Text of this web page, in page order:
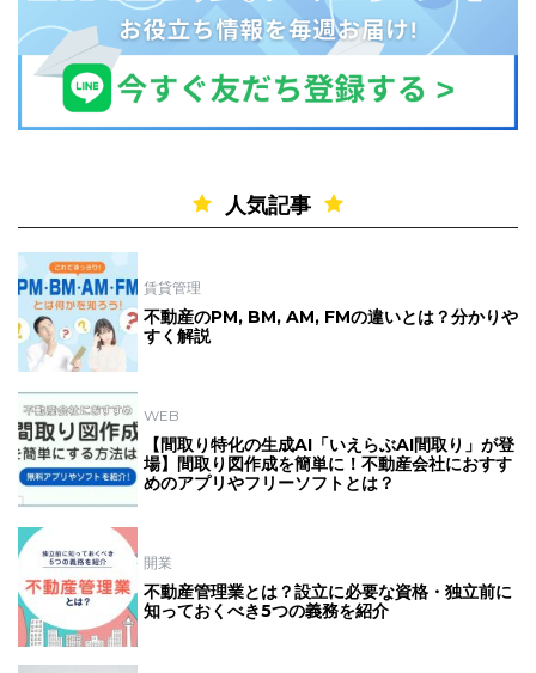
人気記事
賃貸管理
不動産のPM, BM, AM, FMの違いとは？分かりや
すく解説
WEB
【間取り特化の生成AI「いえらぶAI間取り」が登
場】間取り図作成を簡単に！不動産会社におすす
めのアプリやフリーソフトとは？
開業
不動産管理業とは？設立に必要な資格・独立前に
知っておくべき5つの義務を紹介